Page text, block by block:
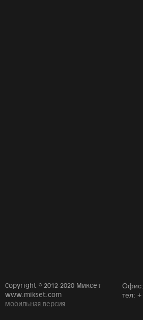
Copyright © 2012-2020 Миксет
www.mikset.com
мобильная версия
Офис:
тел: